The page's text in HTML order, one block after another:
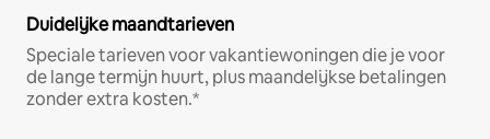
Duidelijke maandtarieven
Speciale tarieven voor vakantiewoningen die je voor
de lange termijn huurt, plus maandelijkse betalingen
zonder extra kosten.*